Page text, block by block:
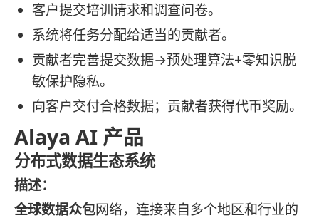
客户提交培训请求和调查问卷。
系统将任务分配给适当的贡献者。
贡献者完善提交数据→预处理算法+零知识脱
敏保护隐私。
向客户交付合格数据；贡献者获得代币奖励。
Alaya AI 产品
分布式数据生态系统
描述：
全球数据众包网络，连接来自多个地区和行业的